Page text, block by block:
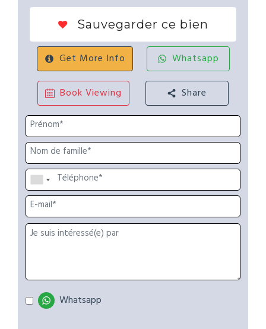
Sauvegarder ce bien
Get More Info Whatsapp
Book Viewing Share
Whatsapp